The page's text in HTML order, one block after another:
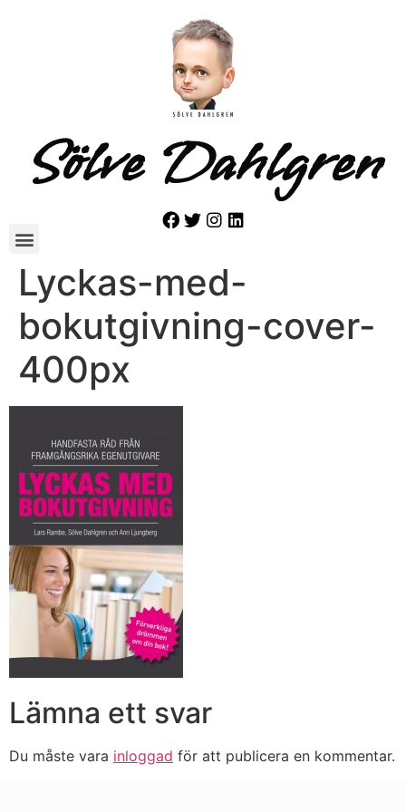
Sölve Dahlgren
Lyckas-med-
bokutgivning-cover-
400px
Lämna ett svar
Du måste vara inloggad för att publicera en kommentar.